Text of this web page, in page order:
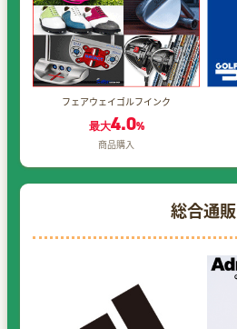
フェアウェイゴルフインク
最大4.0%
商品購入
総合通販